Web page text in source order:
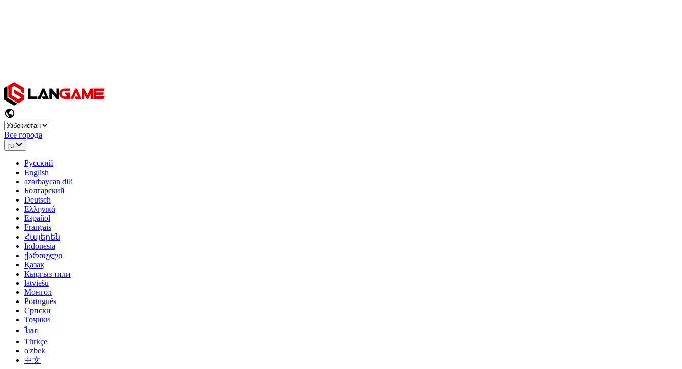
Все города
ru
Русский
English
azərbaycan dili
Болгарский
Deutsch
Ελληνικά
Español
Français
Հայերեն
Indonesia
ქართული
Қазақ
Кыргыз тили
latviešu
Монгол
Português
Српски
Тоҷикӣ
ไทย
Türkçe
o'zbek
中文